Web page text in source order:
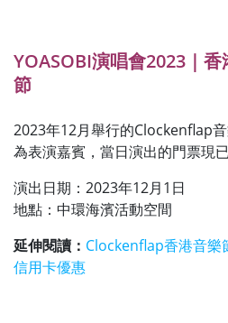
YOASOBI演唱會2023｜
節
2023年12月舉行的Clockenflap
為表演嘉賓，當日演出的門票現
演出日期：2023年12月1日
地點：中環海濱活動空間
延伸閱讀： Clockenflap香港音
信用卡優惠